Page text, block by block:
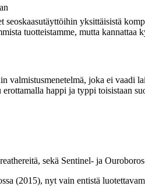
seoskaasutäyttöihin yksittäisistä
tuotteistamme, mutta kannattaa
valmistusmenetelmä, joka ei vaadi
happi ja typpi toisistaan
sekä Sentinel- ja
(2015), nyt vain entistä